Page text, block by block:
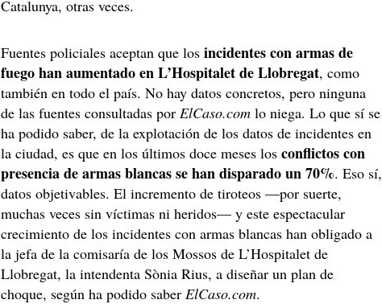
Catalunya, otras veces.
Fuentes policiales aceptan que losincidentes con armas de
fuego han aumentado en L’Hospitalet de Llobregat, como
también en todo el país. No hay datos concretos, pero ninguna
de las fuentes consultadas porElCaso.com lo niega. Lo que sí se
ha podido saber, de la explotación de los datos de incidentes en
la ciudad, es que en los últimos doce meses losconflictos con
presencia de armas blancas se han disparado un 70%. Eso sí,
datos objetivables. El incremento de tiroteos —por suerte,
muchas veces sin víctimas ni heridos— y este espectacular
crecimiento de los incidentes con armas blancas han obligado a
la jefa de la comisaría de los Mossos de L’Hospitalet de
Llobregat, la intendenta Sònia Rius, a diseñar un plan de
choque, según ha podido saberElCaso.com.